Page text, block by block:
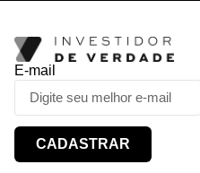
E-mail
CADASTRAR